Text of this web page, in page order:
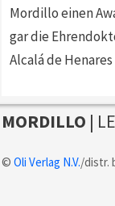
Mordillo einen
gar die
Alcalá de
MORDILLO |
© Oli Verlag N.V./distr.